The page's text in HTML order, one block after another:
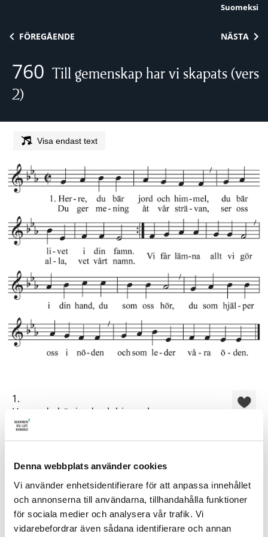
Denna webbplats använder cookies
Vi använder enhetsidentifierare för att anpassa innehållet
och annonserna till användarna, tillhandahålla funktioner
för sociala medier och analysera vår trafik. Vi
vidarebefordrar även sådana identifierare och annan
Suomeksi
FÖREGÅENDE NÄSTA
760 Till gemenskap har vi skapats (vers
2)
Visa endast text
1.
Herre, du bär jord och himmel,
du bär livet i din famn.
Du ger mening åt vår strävan,
Vi får lämna allt vi gör
du som hjälper oss i nöden
och som leder våra öden.
2.